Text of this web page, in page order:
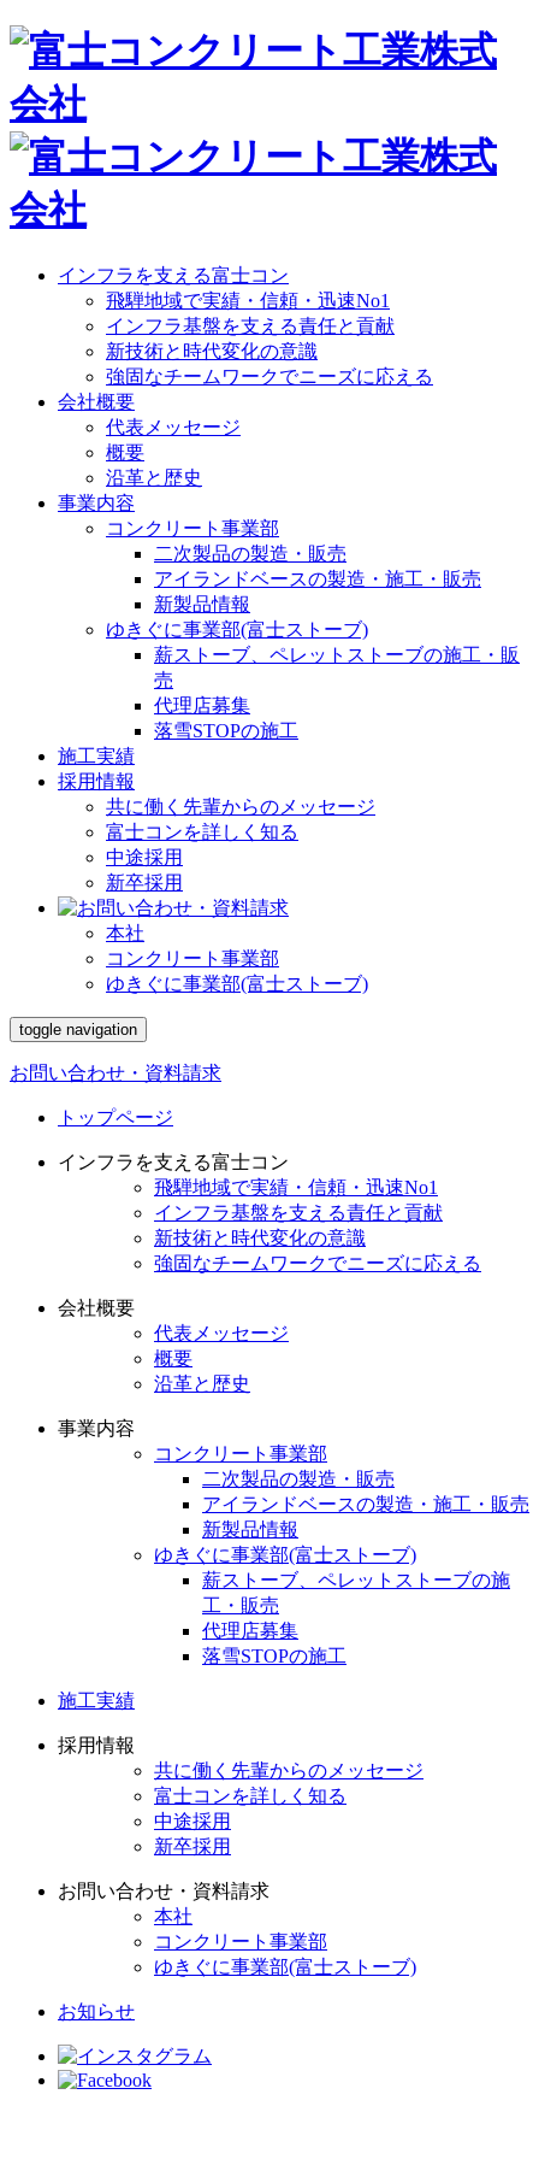
インフラを支える富士コン
飛騨地域で実績・信頼・迅速No1
インフラ基盤を支える責任と貢献
新技術と時代変化の意識
強固なチームワークでニーズに応える
会社概要
代表メッセージ
概要
沿革と歴史
事業内容
コンクリート事業部
二次製品の製造・販売
アイランドベースの製造・施工・販売
新製品情報
ゆきぐに事業部(富士ストーブ)
薪ストーブ、ペレットストーブの施工・販
売
代理店募集
落雪STOPの施工
施工実績
採用情報
共に働く先輩からのメッセージ
富士コンを詳しく知る
中途採用
新卒採用
本社
コンクリート事業部
ゆきぐに事業部(富士ストーブ)
toggle navigation
お問い合わせ・資料請求
トップページ
インフラを支える富士コン
飛騨地域で実績・信頼・迅速No1
インフラ基盤を支える責任と貢献
新技術と時代変化の意識
強固なチームワークでニーズに応える
会社概要
代表メッセージ
概要
沿革と歴史
事業内容
コンクリート事業部
二次製品の製造・販売
アイランドベースの製造・施工・販売
新製品情報
ゆきぐに事業部(富士ストーブ)
薪ストーブ、ペレットストーブの施
工・販売
代理店募集
落雪STOPの施工
施工実績
採用情報
共に働く先輩からのメッセージ
富士コンを詳しく知る
中途採用
新卒採用
お問い合わせ・資料請求
本社
コンクリート事業部
ゆきぐに事業部(富士ストーブ)
お知らせ